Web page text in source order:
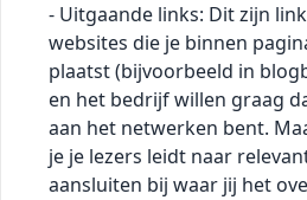
- Uitgaande links: Dit zijn
websites die je binnen
plaatst (bijvoorbeeld in
en het bedrijf willen graag
aan het netwerken bent.
je je lezers leidt naar
aansluiten bij waar jij het